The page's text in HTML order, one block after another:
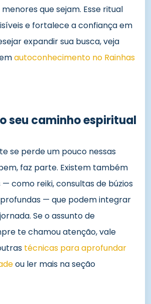
que sejam. Esse ritual
e fortalece a confiança em
expandir sua busca, veja
autoconhecimento no Rainhas
seu caminho espiritual
se perde um pouco nessas
faz parte. Existem também
como reiki, consultas de búzios
— que podem integrar
Se o assunto de
te chamou atenção, vale
técnicas para aprofundar
ou ler mais na seção